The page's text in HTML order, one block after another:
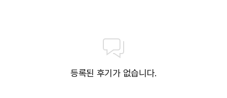
등록된 후기가 없습니다.